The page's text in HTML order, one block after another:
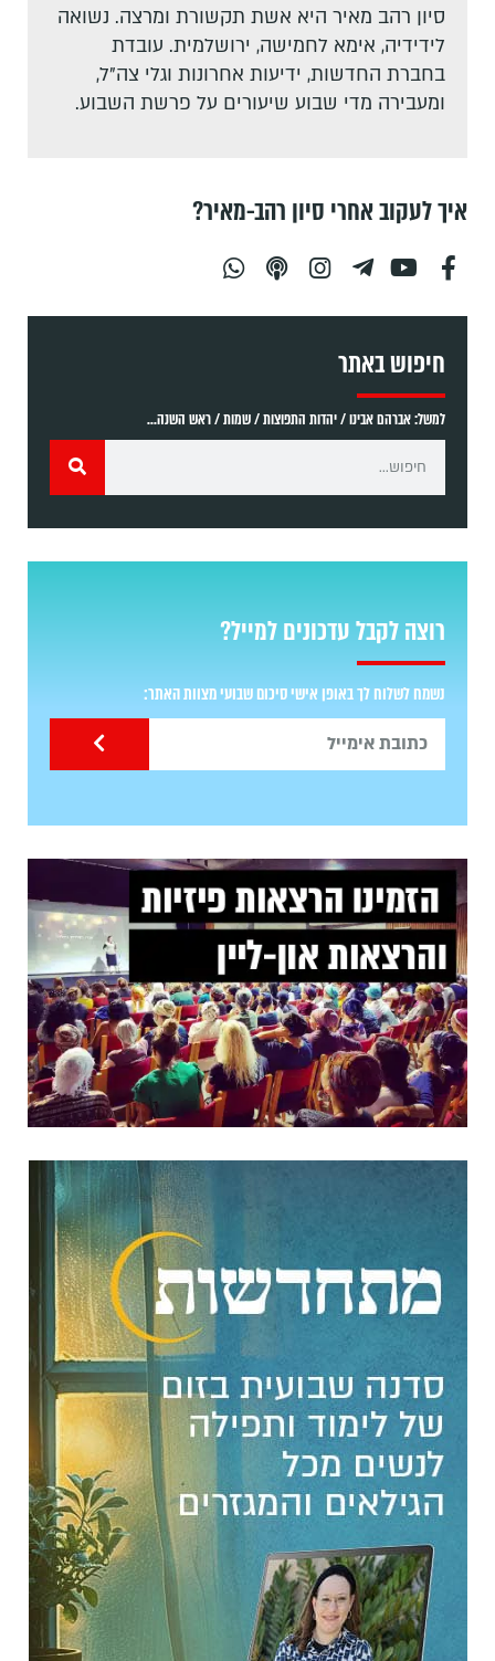
סיון רהב מאיר היא אשת תקשורת ומרצה. נשואה
לידידיה, אימא לחמישה, ירושלמית. עובדת
בחברת החדשות, ידיעות אחרונות וגלי צה"ל,
ומעבירה מדי שבוע שיעורים על פרשת השבוע.
איך לעקוב אחרי סיון רהב-מאיר?
חיפוש באתר
למשל: אברהם אבינו / יהדות התפוצות / שמות / ראש השנה...
רוצה לקבל עדכונים למייל?
נשמח לשלוח לך באופן אישי סיכום שבועי מצוות האתר: